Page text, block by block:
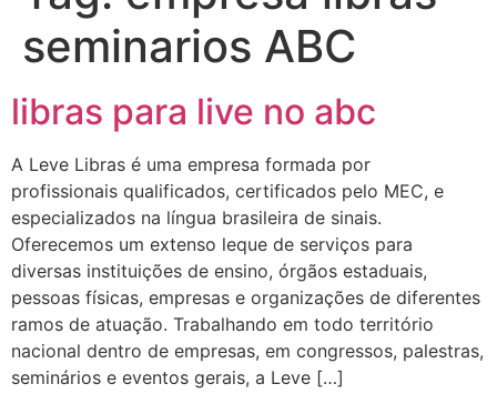
seminarios ABC
libras para live no abc
A Leve Libras é uma empresa formada por
profissionais qualificados, certificados pelo MEC, e
especializados na língua brasileira de sinais.
Oferecemos um extenso leque de serviços para
diversas instituições de ensino, órgãos estaduais,
pessoas físicas, empresas e organizações de diferentes
ramos de atuação. Trabalhando em todo território
nacional dentro de empresas, em congressos, palestras,
seminários e eventos gerais, a Leve […]